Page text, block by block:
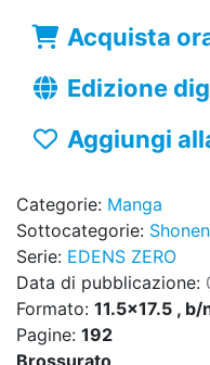
Acquista
Edizione
Aggiungi
Categorie: Manga
Sottocategorie: Shonen
Serie: EDENS ZERO
Data di pubblicazione:
Formato: 11.5x17.5 , b/
Pagine: 192